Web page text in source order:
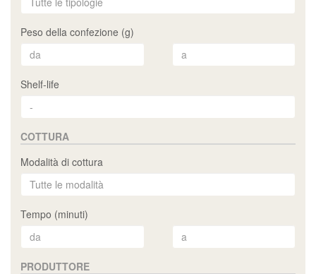
Peso della confezione (g)
Shelf-life
COTTURA
Modalità di cottura
Tempo (minuti)
PRODUTTORE